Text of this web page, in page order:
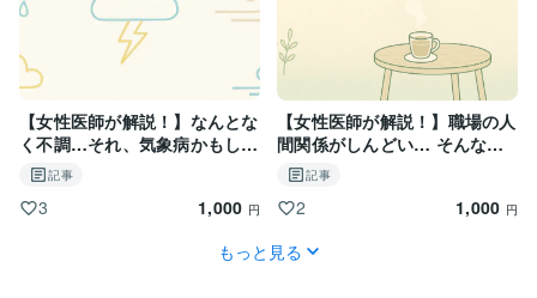
【女性医師が解説！】なんとな
く不調…それ、気象病かもしれ
ません
記事
3 1,000 円
【女性医師が解説！】職場の人
間関係がしんどい… そんな時
に試してほしい心の守り方
記事
2 1,000 円
もっと見る